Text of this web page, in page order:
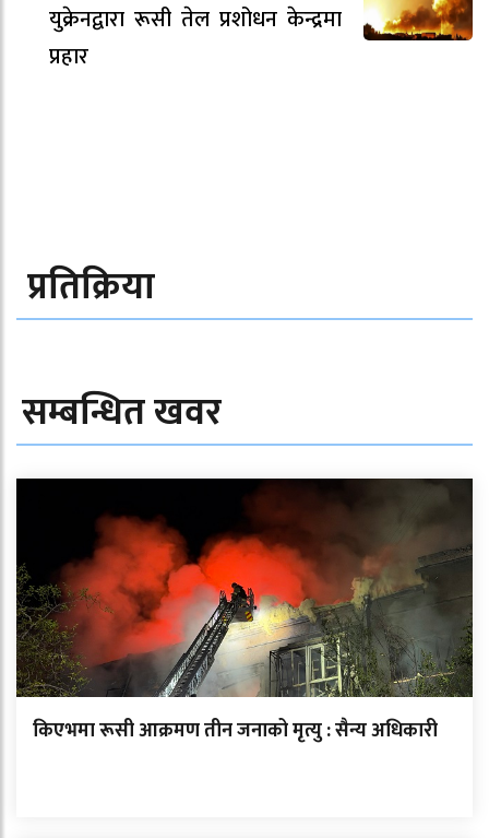
युक्रेनद्वारा रूसी तेल प्रशोधन केन्द्रमा
प्रहार
प्रतिक्रिया
सम्बन्धित खवर
किएभमा रूसी आक्रमण तीन जनाको मृत्यु : सैन्य अधिकारी